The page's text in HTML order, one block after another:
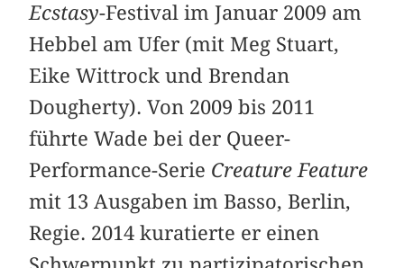
Ecstasy-Festival im Januar 2009 am
Hebbel am Ufer (mit Meg Stuart,
Eike Wittrock und Brendan
Dougherty). Von 2009 bis 2011
führte Wade bei der Queer-
Performance-Serie Creature Feature
mit 13 Ausgaben im Basso, Berlin,
Regie. 2014 kuratierte er einen